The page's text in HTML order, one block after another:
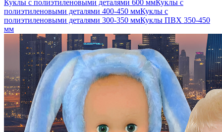
Куклы с полиэтиленовыми деталями 600 ммКуклы с
полиэтиленовыми деталями 400-450 ммКуклы с
полиэтиленовыми деталями 300-350 ммКуклы ПВХ 350-450
мм